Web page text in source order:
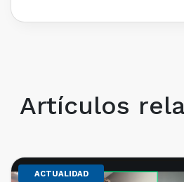
Artículos
ACTUALIDAD